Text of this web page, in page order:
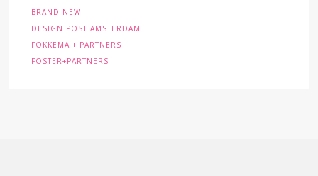
BRAND NEW
DESIGN POST AMSTERDAM
FOKKEMA + PARTNERS
FOSTER+PARTNERS